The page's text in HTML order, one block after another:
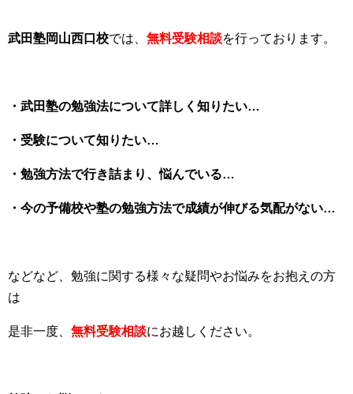
武田塾岡山西口校では、 無料受験相談を行っております。
・武田塾の勉強法について詳しく知りたい…
・受験について知りたい…
・勉強方法で行き詰まり、悩んでいる…
・今の予備校や塾の勉強方法で成績が伸びる気配がない…
などなど、勉強に関する様々な疑問やお悩みをお抱えの方
は
是非一度、 無料受験相談にお越しください。